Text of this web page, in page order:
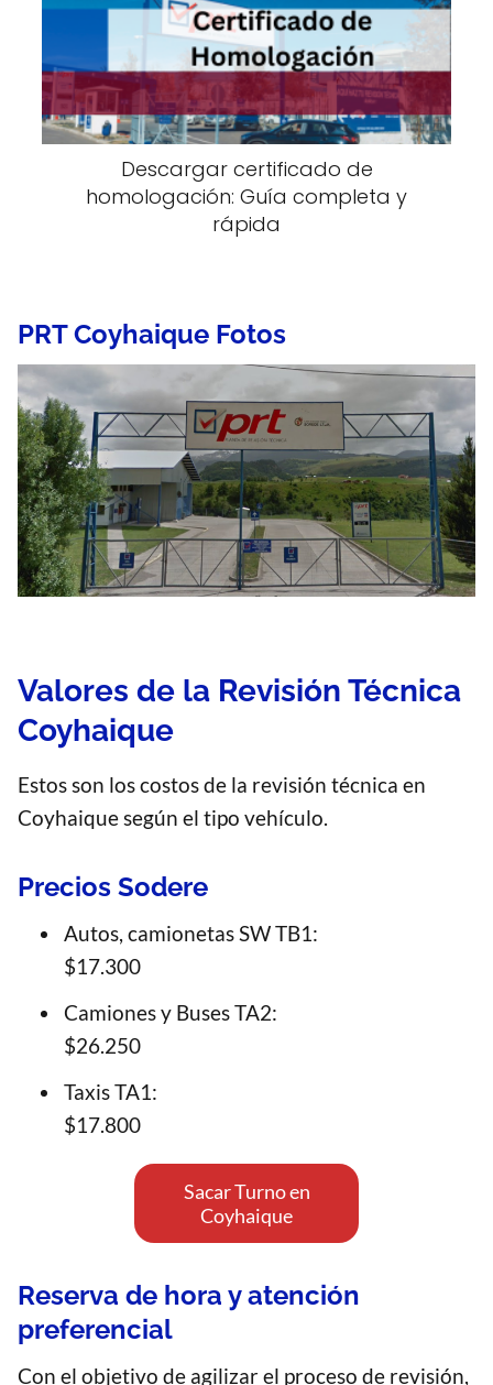
Descargar certificado de
homologación: Guía completa y
rápida
PRT Coyhaique Fotos
Valores de la Revisión Técnica
Coyhaique
Estos son los costos de la revisión técnica en
Coyhaique según el tipo vehículo.
Precios Sodere
Autos, camionetas SW TB1:
$17.300
Camiones y Buses TA2:
$26.250
Taxis TA1:
$17.800
Sacar Turno en
Coyhaique
Reserva de hora y atención
preferencial
Con el objetivo de agilizar el proceso de revisión,